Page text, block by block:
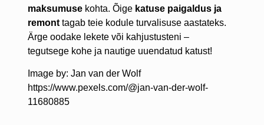
maksumusekohta. Õige katuse paigaldus ja
remonttagab teie kodule turvalisuse aastateks.
Ärge oodake lekete või kahjustusteni –
tegutsege kohe ja nautige uuendatud katust!
Image by: Jan van der Wolf
https://www.pexels.com/@jan-van-der-wolf-
11680885